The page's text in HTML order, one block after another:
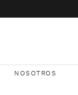
NOSOTROS